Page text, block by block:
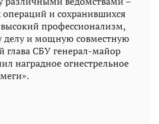
и сохранившихся
профессионализм,
делу и мощную совместную
глава СБУ генерал-майор
наградное огнестрельное